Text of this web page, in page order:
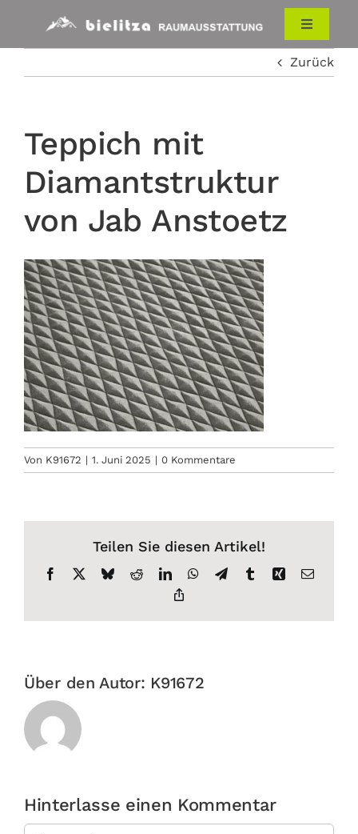
springen
Toggle
ÜBER UNS
KONTAKT
Zurück
Teppich mit
Diamantstruktur
von Jab Anstoetz
Von K91672 | 1. Juni 2025 | 0 Kommentare
Teilen Sie diesen Artikel!
Facebook BlueskyRedditLinkedInWhatsApp
TelegramTumblrXing E-
Über den Autor: K91672
Hinterlasse einen Kommentar